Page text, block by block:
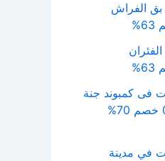
الفراش
فى كمبوند جنة
واحد 01029290555 خصم 70%
في مدينة